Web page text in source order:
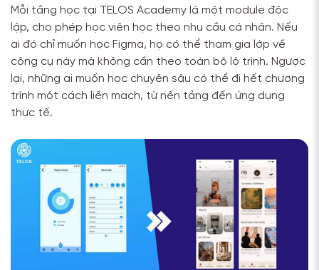
Mỗi tầng học tại TELOS Academy là một module độc
lập, cho phép học viên học theo nhu cầu cá nhân. Nếu
ai đó chỉ muốn học Figma, họ có thể tham gia lớp về
công cụ này mà không cần theo toàn bộ lộ trình. Ngược
lại, những ai muốn học chuyên sâu có thể đi hết chương
trình một cách liền mạch, từ nền tảng đến ứng dụng
thực tế.